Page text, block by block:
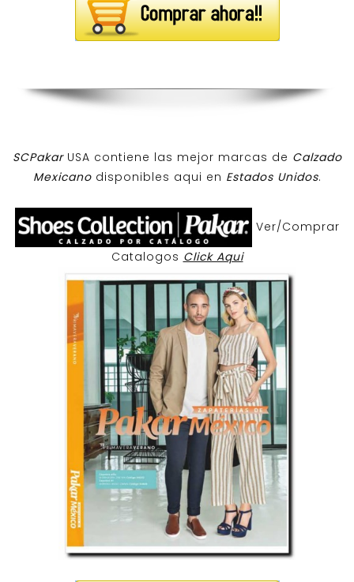
SCPakar USA contiene las mejor marcas de Calzado
Mexicanodisponibles aqui en Estados Unidos.
Ver/Comprar
Catalogos Click Aqui